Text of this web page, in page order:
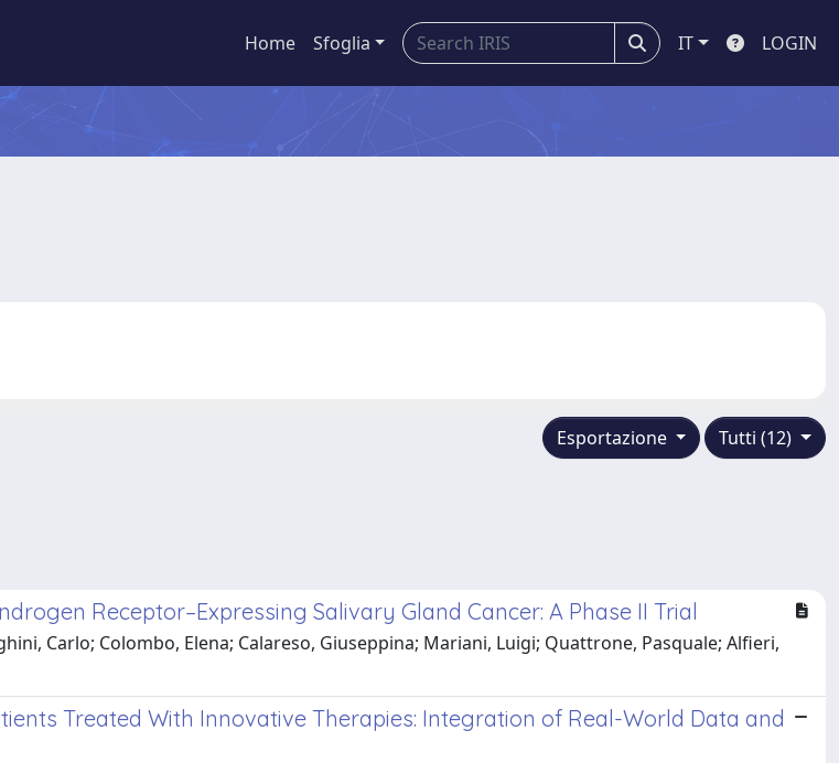
Home Sfoglia IT LOGIN
Tutti (12)
Esportazione
Receptor–Expressing Salivary Gland Cancer: A Phase II Trial
Carlo; Colombo, Elena; Calareso, Giuseppina; Mariani, Luigi; Quattrone, Pasquale; Alfieri,
Treated With Innovative Therapies: Integration of Real-World Data and